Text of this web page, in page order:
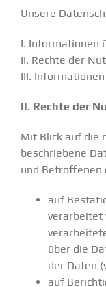
Unsere
I. Informationen
II. Rechte der
III.
II. Rechte der
Mit Blick auf die
beschriebene
und Betroffenen
auf
verarbeitet
über die
der Daten
auf